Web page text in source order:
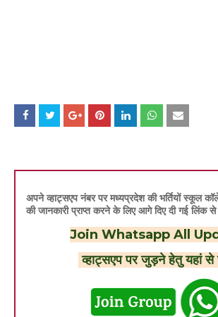
अपने व्हाट्सएप नंबर पर मध्यप्रदेश की भर्तियों स्कूल
की जानकारी प्राप्त करने के लिए आगे दिए दी गई लिंक
Join Whatsapp All
व्हाट्सएप पर जुड़ने हेतु यहां